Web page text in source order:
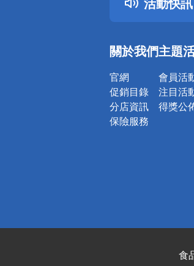
關於我們
官網
促銷目錄
分店資訊
保險服務
主題
會員活
注目活
得獎公
食